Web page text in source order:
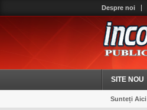
Despre noi
SITE NOU
Sunteți Aici